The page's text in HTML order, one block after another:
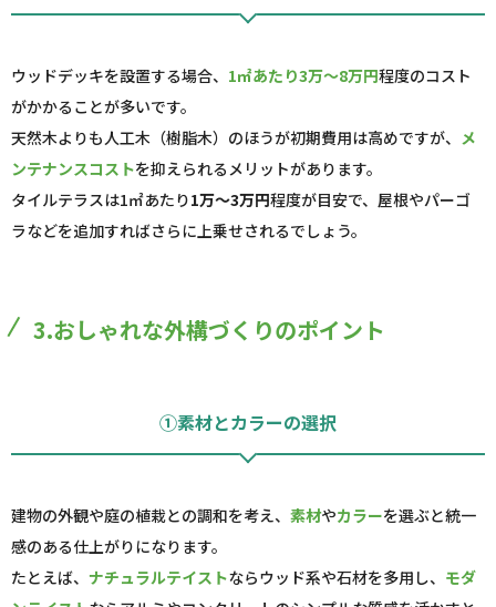
ウッドデッキを設置する場合、 1㎡あたり3万～8万円程度のコスト
がかかることが多いです。
天然木よりも人工木（樹脂木）のほうが初期費用は高めですが、 メ
ンテナンスコストを抑えられるメリットがあります。
タイルテラスは1㎡あたり1万～3万円程度が目安で、屋根やパーゴ
ラなどを追加すればさらに上乗せされるでしょう。
3.おしゃれな外構づくりのポイント
①素材とカラーの選択
建物の外観や庭の植栽との調和を考え、 素材やカラーを選ぶと統一
感のある仕上がりになります。
たとえば、 ナチュラルテイストならウッド系や石材を多用し、 モダ